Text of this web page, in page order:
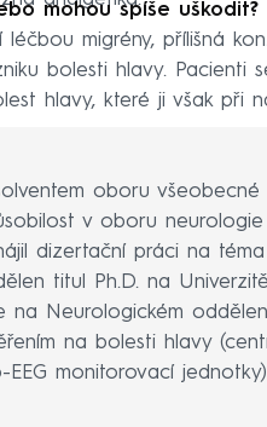
mohou spíše uškodit?
migrény, přílišná
bolesti hlavy. Pacienti
hlavy, které ji však při
oboru všeobecné
v oboru
dizertační práci na téma
titul Ph.D. na
na Neurologickém
na bolesti hlavy
monitorovací